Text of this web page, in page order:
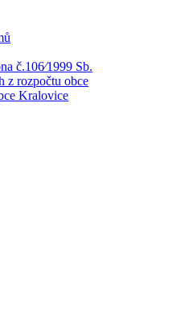
č.106⁄1999 Sb.
z rozpočtu obce
Kralovice